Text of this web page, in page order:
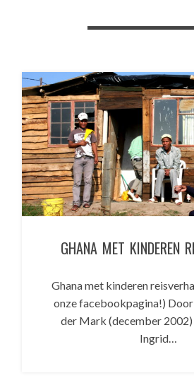
GHANA MET KINDEREN
Ghana met kinderen
onze facebookpagina!)
der Mark (december 2002)
Ingrid…